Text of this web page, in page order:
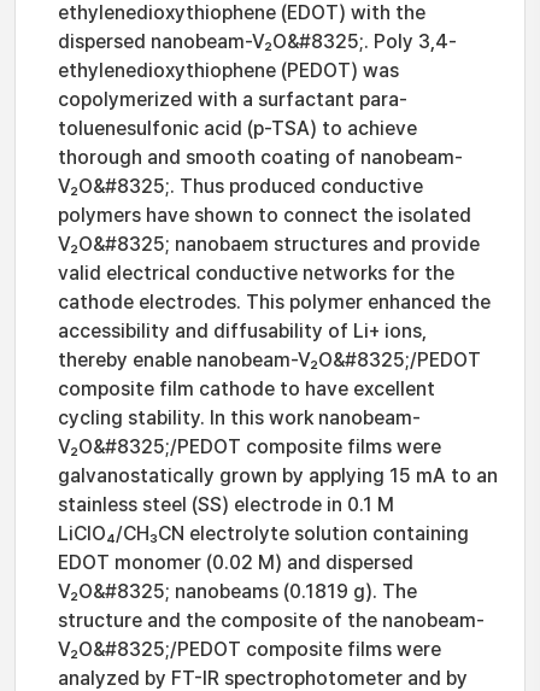
ethylenedioxythiophene (EDOT) with the
dispersed nanobeam-V₂O&#8325;. Poly 3,4-
ethylenedioxythiophene (PEDOT) was
copolymerized with a surfactant para-
toluenesulfonic acid (p-TSA) to achieve
thorough and smooth coating of nanobeam-
V₂O&#8325;. Thus produced conductive
polymers have shown to connect the isolated
V₂O&#8325; nanobaem structures and provide
valid electrical conductive networks for the
cathode electrodes. This polymer enhanced the
accessibility and diffusability of Li+ ions,
thereby enable nanobeam-V₂O&#8325;/PEDOT
composite film cathode to have excellent
cycling stability. In this work nanobeam-
V₂O&#8325;/PEDOT composite films were
galvanostatically grown by applying 15 mA to an
stainless steel (SS) electrode in 0.1 M
LiClO₄/CH₃CN electrolyte solution containing
EDOT monomer (0.02 M) and dispersed
V₂O&#8325; nanobeams (0.1819 g). The
structure and the composite of the nanobeam-
V₂O&#8325;/PEDOT composite films were
analyzed by FT-IR spectrophotometer and by